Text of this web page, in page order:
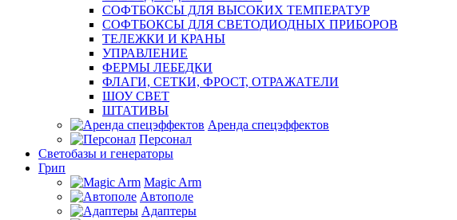
СОФТБОКСЫ ДЛЯ ВЫСОКИХ ТЕМПЕРАТУР
СОФТБОКСЫ ДЛЯ СВЕТОДИОДНЫХ ПРИБОРОВ
ТЕЛЕЖКИ И КРАНЫ
УПРАВЛЕНИЕ
ФЕРМЫ ЛЕБЕДКИ
ФЛАГИ, СЕТКИ, ФРОСТ, ОТРАЖАТЕЛИ
ШОУ СВЕТ
ШТАТИВЫ
Аренда спецэффектов
Персонал
Светобазы и генераторы
Грип
Magic Arm
Автополе
Адаптеры